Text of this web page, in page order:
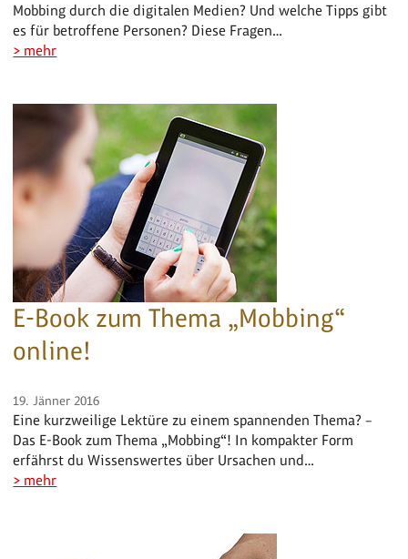
Mobbing durch die digitalen Medien? Und welche Tipps gibt
es für betroffene Personen? Diese Fragen…
> mehr
E-Book zum Thema „Mobbing“
online!
19. Jänner 2016
Eine kurzweilige Lektüre zu einem spannenden Thema? –
Das E-Book zum Thema „Mobbing“! In kompakter Form
erfährst du Wissenswertes über Ursachen und…
> mehr